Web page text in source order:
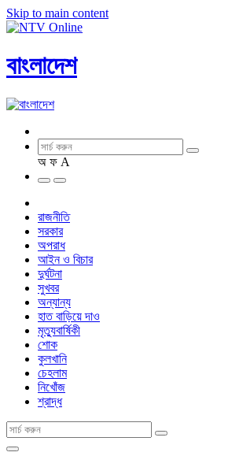
Skip to main content
বাংলাদেশ
অ ফ A
রাজনীতি
সরকার
অপরাধ
আইন ও বিচার
দুর্ঘটনা
সুখবর
অন্যান্য
হাত বাড়িয়ে দাও
মৃত্যুবার্ষিকী
শোক
কুলখানি
চেহলাম
নিখোঁজ
শ্রাদ্ধ